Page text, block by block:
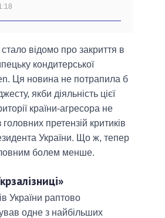
відомо про закриття в
кондитерської
Ця новина не потрапила б
якби діяльність цієї
країни-агресора не
претензій критиків
України. Що ж, тепер
болем менше.
України раптово
одне з найбільших